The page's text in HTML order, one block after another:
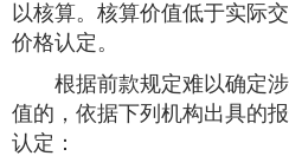
以核算。核算价值低于实际
价格认定。
根据前款规定难以确定涉
值的，依据下列机构出具的
认定：